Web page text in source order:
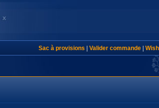
Sac à provisions Valider commande|